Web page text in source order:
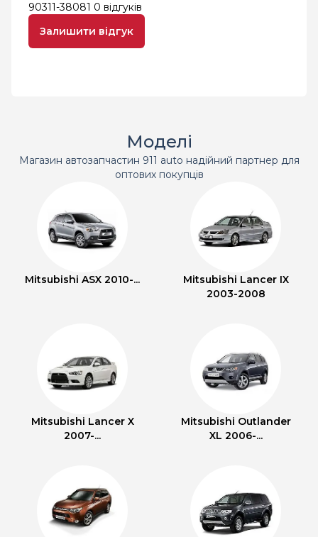
90311-38081 0 відгуків
Залишити відгук
Моделі
Магазин автозапчастин 911 auto надійний партнер для
оптових покупців
Mitsubishi ASX 2010-...
Mitsubishi Lancer IX
2003-2008
Mitsubishi Lancer X
2007-...
Mitsubishi Outlander
XL 2006-...